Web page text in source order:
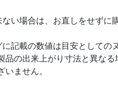
い場合は、お直しをせずに
記載の数値は目安としての
品の出来上がり寸法と異なる
いません。